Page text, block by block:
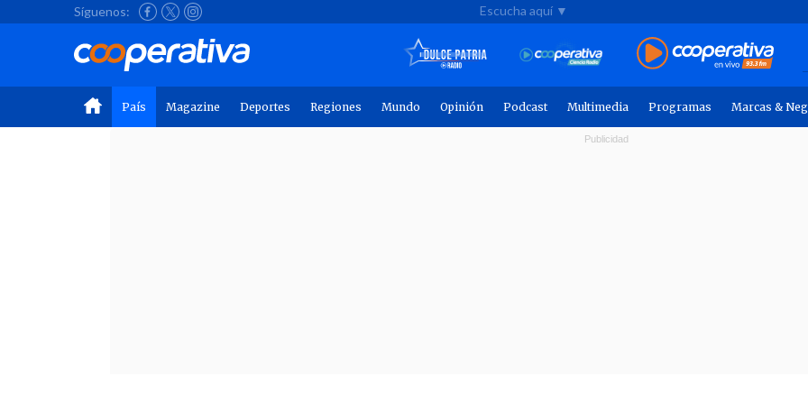
Síguenos: Escucha aquí ▼
País Magazine Deportes Regiones Mundo Opinión Podcast Multimedia Programas Marcas &